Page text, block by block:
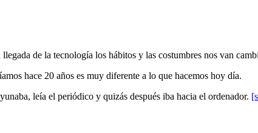
llegada de la tecnología los hábitos y las costumbres nos van
hace 20 años es muy diferente a lo que hacemos hoy día.
leía el periódico y quizás después iba hacia el ordenador.